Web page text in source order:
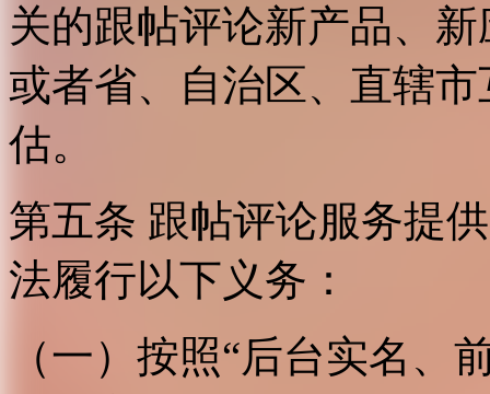
关的跟帖评论新产品、
或者省、自治区、直辖
估。
第五条 跟帖评论服务提
法履行以下义务：
（一）按照“后台实名、